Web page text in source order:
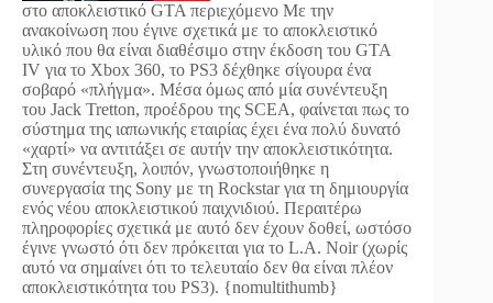
στο αποκλειστικό GTA περιεχόμενο Με την
ανακοίνωση που έγινε σχετικά με το αποκλειστικό
υλικό που θα είναι διαθέσιμο στην έκδοση του GTA
IV για το Xbox 360, το PS3 δέχθηκε σίγουρα ένα
σοβαρό «πλήγμα». Μέσα όμως από μία συνέντευξη
του Jack Tretton, προέδρου της SCEA, φαίνεται πως το
σύστημα της ιαπωνικής εταιρίας έχει ένα πολύ δυνατό
«χαρτί» να αντιτάξει σε αυτήν την αποκλειστικότητα.
Στη συνέντευξη, λοιπόν, γνωστοποιήθηκε η
συνεργασία της Sony με τη Rockstar για τη δημιουργία
ενός νέου αποκλειστικού παιχνιδιού. Περαιτέρω
πληροφορίες σχετικά με αυτό δεν έχουν δοθεί, ωστόσο
έγινε γνωστό ότι δεν πρόκειται για το L.A. Noir (χωρίς
αυτό να σημαίνει ότι το τελευταίο δεν θα είναι πλέον
αποκλειστικότητα του PS3). {nomultithumb}